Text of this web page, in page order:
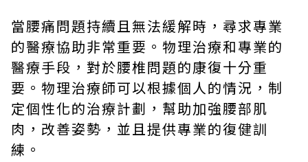
當腰痛問題持續且無法緩解時，尋求專業
的醫療協助非常重要。物理治療和專業的
醫療手段，對於腰椎問題的康復十分重
要。物理治療師可以根據個人的情況，制
定個性化的治療計劃，幫助加強腰部肌
肉，改善姿勢，並且提供專業的復健訓
練。